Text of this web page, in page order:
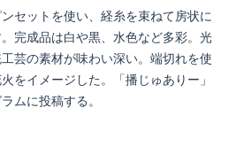
セットを使い、経糸を束ねて房状に
完成品は白や黒、水色など多彩。光
芸の素材が味わい深い。端切れを使
をイメージした。「播じゅありー」
ムに投稿する。